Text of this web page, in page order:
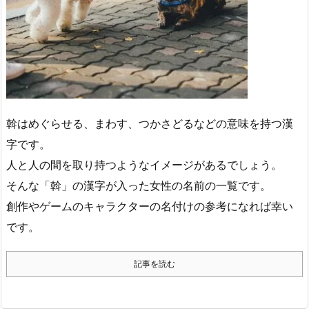
斡はめぐらせる、まわす、つかさどるなどの意味を持つ漢
字です。
人と人の間を取り持つようなイメージがあるでしょう。
そんな「斡」の漢字が入った女性の名前の一覧です。
創作やゲームのキャラクターの名付けの参考になれば幸い
です。
記事を読む